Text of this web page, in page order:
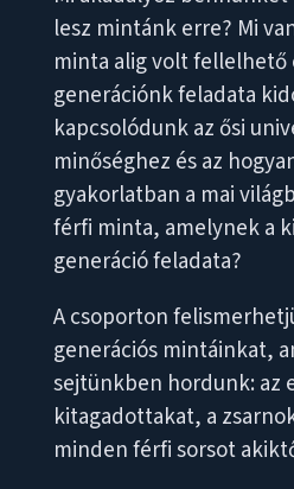
lesz mintánk erre? Mi
minta alig volt fellelhető
generációnk feladata
kapcsolódunk az ősi
minőséghez és az
gyakorlatban a mai
férfi minta, amelynek a
generáció feladata?
A csoporton
generációs mintáinkat,
sejtünkben hordunk: az
kitagadottakat, a
minden férfi sorsot